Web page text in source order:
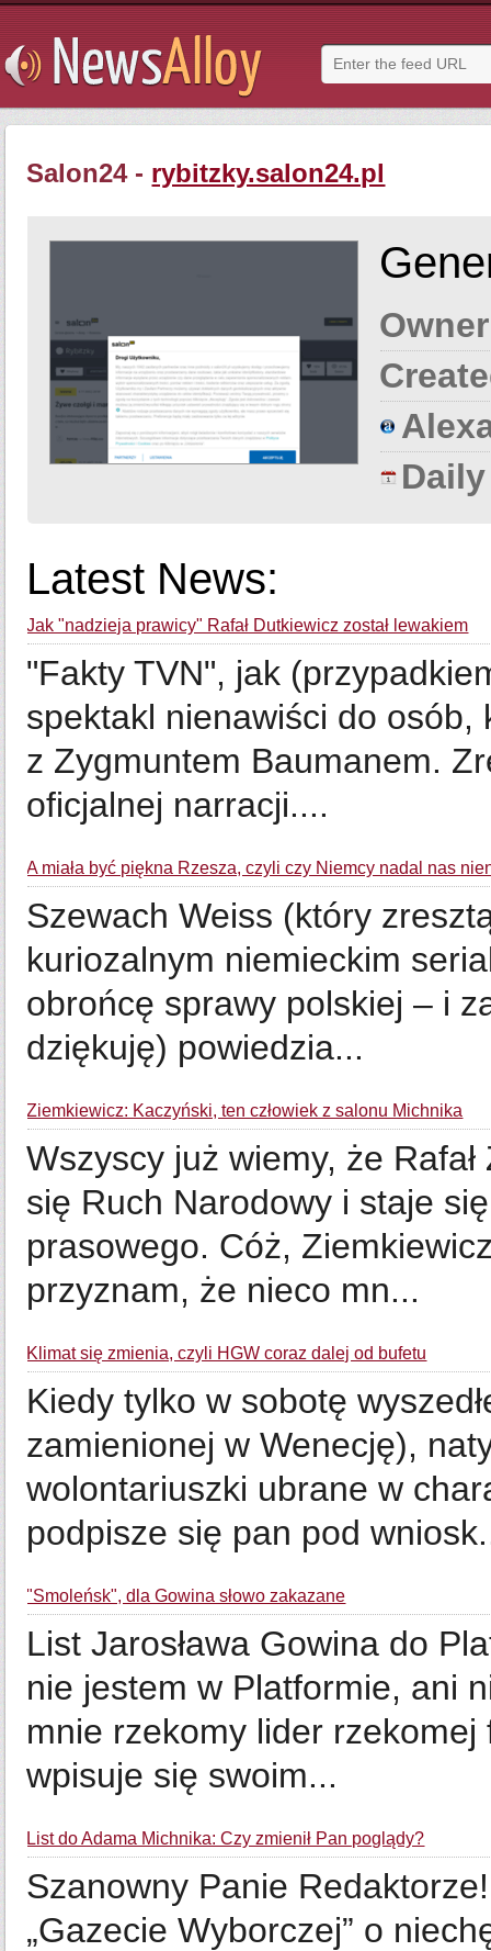
Salon24 - rybitzky.salon24.pl
Latest News:
Jak "nadzieja prawicy" Rafał Dutkiewicz został lewakiem
"Fakty TVN", jak
spektakl nienawiści do osób,
z Zygmuntem Baumanem.
oficjalnej narracji....
A miała być piękna Rzesza, czyli czy Niemcy nadal nas
Szewach Weiss (który
kuriozalnym niemieckim
obrońcę sprawy polskiej – i
dziękuję) powiedzia...
Ziemkiewicz: Kaczyński, ten człowiek z salonu Michnika
Wszyscy już wiemy, że
się Ruch Narodowy i staje
prasowego. Cóż,
przyznam, że nieco mn...
Klimat się zmienia, czyli HGW coraz dalej od bufetu
Kiedy tylko w sobotę
zamienionej w Wenecję),
wolontariuszki ubrane w
podpisze się pan pod
"Smoleńsk", dla Gowina słowo zakazane
List Jarosława Gowina do
nie jestem w Platformie, ani
mnie rzekomy lider
wpisuje się swoim...
List do Adama Michnika: Czy zmienił Pan poglądy?
Szanowny Panie
„Gazecie Wyborczej” o